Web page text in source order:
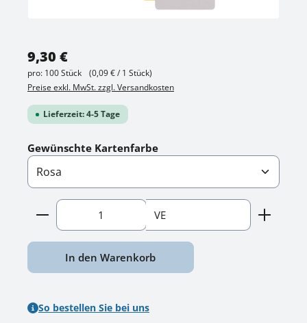
Regulärer Preis:
9,30 €
pro: 100 Stück
(0,09 € / 1 Stück)
Preise exkl. MwSt. zzgl. Versandkosten
Lieferzeit: 4-5 Tage
Gewünschte Kartenfarbeauswählen
Produkt Anzahl: Gib den gewünschten Wert
VE
In den Warenkorb
So bestellen Sie bei uns